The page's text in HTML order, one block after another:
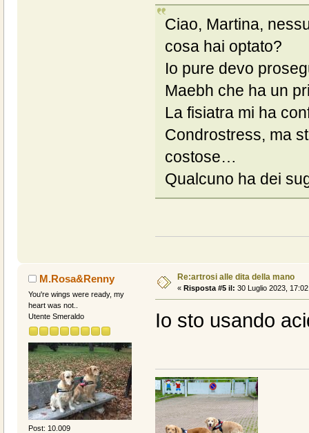
Ciao, Martina,
cosa hai optato?
Io pure devo
Maebh che ha un
La fisiatra mi ha
Condrostress, ma
costose…
Qualcuno ha dei
M.Rosa&Renny
You're wings were ready, my
heart was not..
Utente Smeraldo
Post: 10.009
Re:artrosi alle dita della mano
« Risposta #5 il: 30 Luglio 2023,
Io sto usando